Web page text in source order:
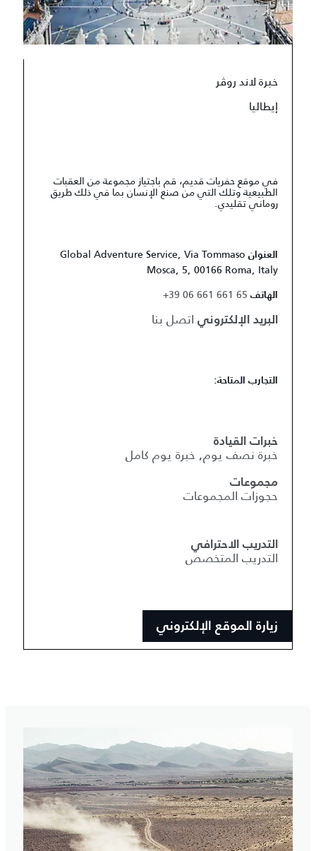
خبرة لاند روڤر
إيطاليا
في موقع حفريات قديم، قم باجتياز مجموعة من العقبات
الطبيعية وتلك التي من صنع الإنسان بما في ذلك طريق
روماني تقليدي.
العنوان Global Adventure Service, Via Tommaso
Mosca, 5, 00166 Roma, Italy
الهاتف +39 06 661 661 65
البريد الإلكتروني اتصل بنا
التجارب المتاحة:
خبرات القيادة
خبرة نصف يوم, خبرة يوم كامل
مجموعات
حجوزات المجموعات
التدريب الاحترافي
التدريب المتخصص
زيارة الموقع الإلكتروني